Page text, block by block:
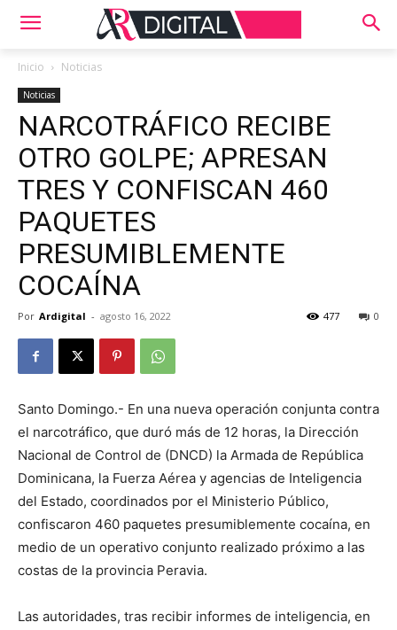
Inicio Noticias
Noticias
NARCOTRÁFICO RECIBE
OTRO GOLPE; APRESAN
TRES Y CONFISCAN 460
PAQUETES
PRESUMIBLEMENTE
COCAÍNA
Por Ardigital - agosto 16, 2022 0
477
Santo Domingo.- En una nueva operación conjunta contra
el narcotráfico, que duró más de 12 horas, la Dirección
Nacional de Control de (DNCD) la Armada de República
Dominicana, la Fuerza Aérea y agencias de Inteligencia
del Estado, coordinados por el Ministerio Público,
confiscaron 460 paquetes presumiblemente cocaína, en
medio de un operativo conjunto realizado próximo a las
costas de la provincia Peravia.
Las autoridades, tras recibir informes de inteligencia, en